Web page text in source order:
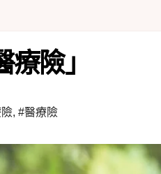
險」
, #醫療險